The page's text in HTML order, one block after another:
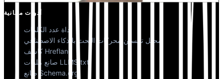
أدوات مجانية
أداة عدد الكلمات
محلل تحسين محركات البحث بالذكاء الاصطناعي
كاشف Hreflang
صانع ملفات LLMS.txt
صانع Schema.org